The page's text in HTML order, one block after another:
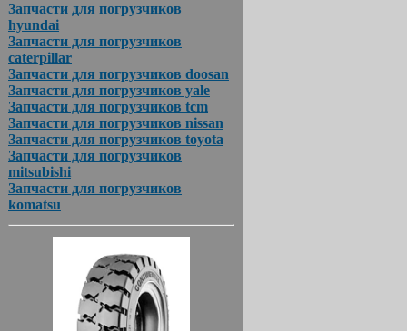
Запчасти для погрузчиков
hyundai
Запчасти для погрузчиков
caterpillar
Запчасти для погрузчиков doosan
Запчасти для погрузчиков yale
Запчасти для погрузчиков tcm
Запчасти для погрузчиков nissan
Запчасти для погрузчиков toyota
Запчасти для погрузчиков
mitsubishi
Запчасти для погрузчиков
komatsu